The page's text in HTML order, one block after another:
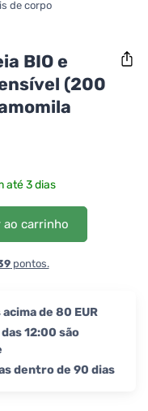
de corpo
BIO e
(200
até 3 dias
ao carrinho
pontos.
de 80 EUR
12:00 são
dentro de 90 dias